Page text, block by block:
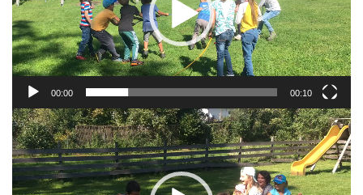
00:00 00:10
Video-
Player